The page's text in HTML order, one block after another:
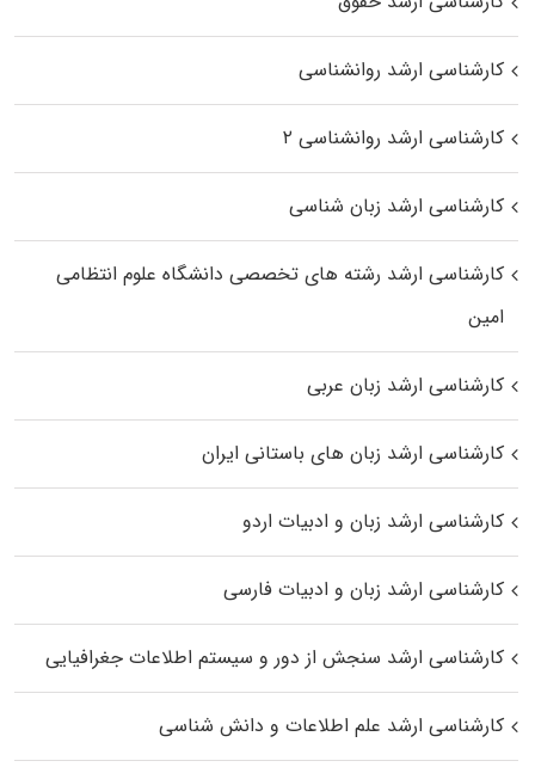
کارشناسی ارشد روانشناسی
کارشناسی ارشد روانشناسی ۲
کارشناسی ارشد زبان شناسی
کارشناسی ارشد رﺷﺘﻪ ﻫﺎی تخصصی داﻧﺸﮕﺎه ﻋﻠﻮم انتظامی
اﻣﻴﻦ
کارشناسی ارشد زبان عربی
کارشناسی ارشد زبان‌ های باستانی ایران
کارشناسی ارشد زبان و ادبیات اردو
کارشناسی ارشد زبان و ادبیات فارسی
کارشناسی ارشد سنجش از دور و سیستم اطلاعات جغرافیایی
کارشناسی ارشد علم اطلاعات و دانش شناسی